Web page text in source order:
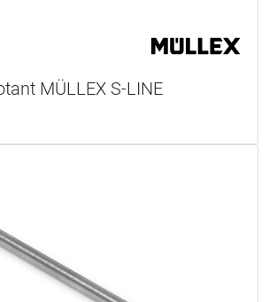
MÜLLEX S-LINE